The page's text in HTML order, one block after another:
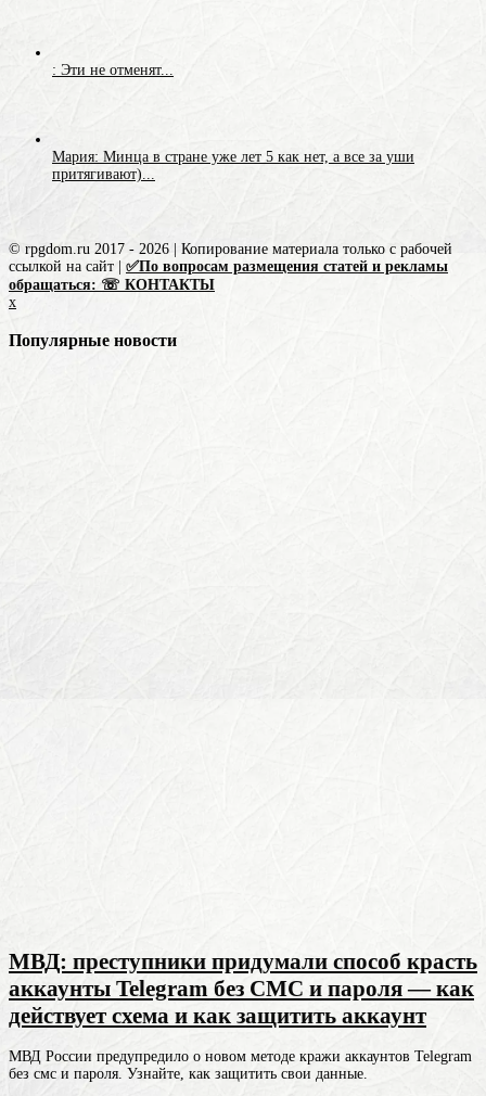
: Эти не отменят...
Мария: Минца в стране уже лет 5 как нет, а все за уши
притягивают)...
© rpgdom.ru 2017 - 2026 | Копирование материала только с рабочей
ссылкой на сайт | ✅По вопросам размещения статей и рекламы
обращаться: ☏ КОНТАКТЫ
x
Популярные новости
МВД: преступники придумали способ красть
аккаунты Telegram без СМС и пароля — как
действует схема и как защитить аккаунт
МВД России предупредило о новом методе кражи аккаунтов Telegram
без смс и пароля. Узнайте, как защитить свои данные.